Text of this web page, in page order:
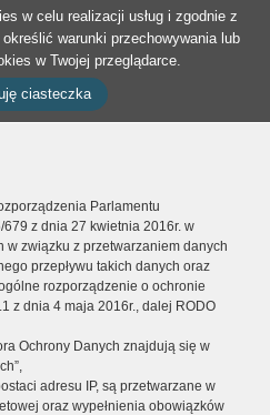
w celu realizacji usług i zgodnie z
warunki przechowywania lub
w Twojej przeglądarce.
ciasteczka
Parlamentu
z dnia 27 kwietnia 2016r. w
w związku z przetwarzaniem danych
przepływu takich danych oraz
rozporządzenie o ochronie
z dnia 4 maja 2016r., dalej RODO
Ochrony Danych znajdują się w
adresu IP, są przetwarzane w
oraz wypełnienia obowiązków